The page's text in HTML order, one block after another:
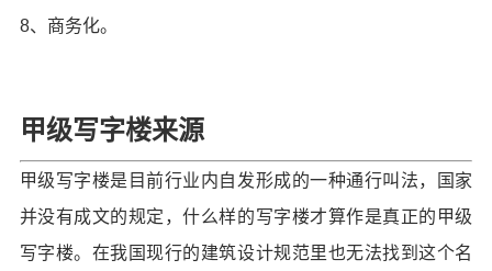
8、商务化。
甲级写字楼来源
甲级写字楼是目前行业内自发形成的一种通行叫法，国家
并没有成文的规定，什么样的写字楼才算作是真正的甲级
写字楼。在我国现行的建筑设计规范里也无法找到这个名